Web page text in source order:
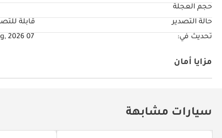
حجم العجلة
حالة التصدير
قابلة
تحديث في:
07 Aug, 2026
مزايا أمان
سيارات مشابهة